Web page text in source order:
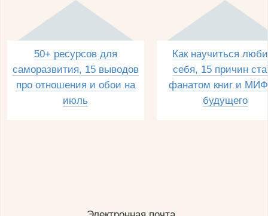
50+ ресурсов для
саморазвития, 15 выводов
про отношения и обои на
июль
Как научиться
себя, 15 причин
фанатом книг и
будущего